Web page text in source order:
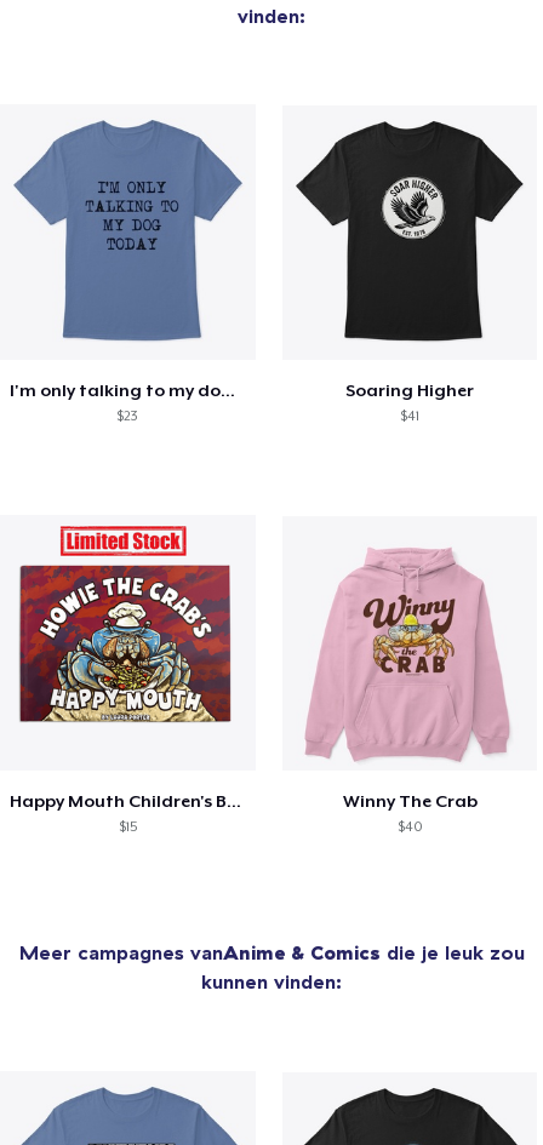
vinden:
I'm only talking to my dog today
$23
Soaring Higher
$41
Happy Mouth Children's Book
$15
Winny The Crab
$40
Meer campagnes vanAnime & Comics die je leuk zou
kunnen vinden: